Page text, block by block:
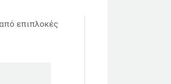
επιπλοκές